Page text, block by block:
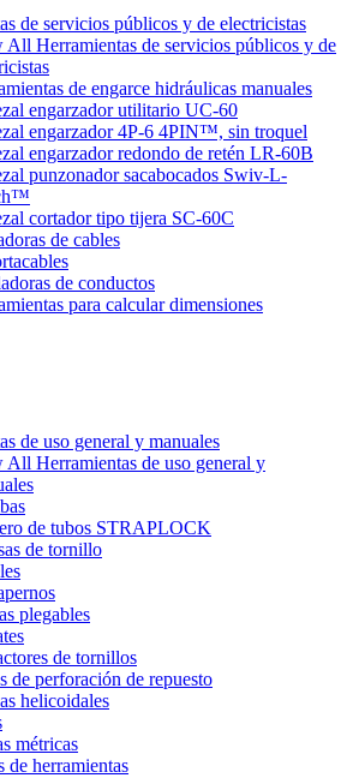
de servicios públicos y de electricistas
All Herramientas de servicios públicos y de
de engarce hidráulicas manuales
engarzador utilitario UC-60
engarzador 4P-6 4PIN™, sin troquel
engarzador redondo de retén LR-60B
punzonador sacabocados Swiv-L-
cortador tipo tijera SC-60C
de cables
de conductos
para calcular dimensiones
de uso general y manuales
All Herramientas de uso general y
de tubos STRAPLOCK
de tornillo
plegables
de tornillos
de perforación de repuesto
helicoidales
métricas
de herramientas